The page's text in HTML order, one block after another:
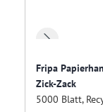
Fripa
Zick-Zack
5000 Blatt,